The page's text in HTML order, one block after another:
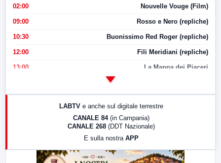
02:00 Nouvelle Vouge (Film)
09:00 Rosso e Nero (repliche)
10:30 Buonissimo Red Roger (repliche)
12:00 Fili Meridiani (repliche)
13:00 La Mappa dei Piaceri
17:00 LabNews (replica)
LabNews (replica)
LABTV e anche sul digitale terrestre
CANALE 84 (in Campania)
CANALE 268 (DDT Nazionale)
E sulla nostra APP